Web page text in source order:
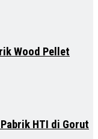
Wood Pellet
HTI di Gorut